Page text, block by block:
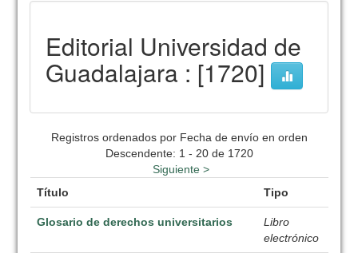
Editorial Universidad de
Guadalajara : [1720]
Registros ordenados por Fecha de envío en orden
Descendente: 1 - 20 de 1720
Siguiente >
Título
Tipo
Glosario de derechos universitarios
Libro
electrónico